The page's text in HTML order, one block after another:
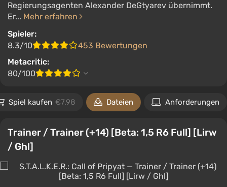
Regierungsagenten Alexander DeGtyarev übernimmt.
Er... Mehr erfahren
Spieler:
8.3/10
453 Bewertungen
Metacritic:
80/100
Spiel kaufen €7.98 Dateien Anforderungen
Trainer / Trainer (+14) [Beta: 1,5 R6 Full] [Lirw
/ Ghl]